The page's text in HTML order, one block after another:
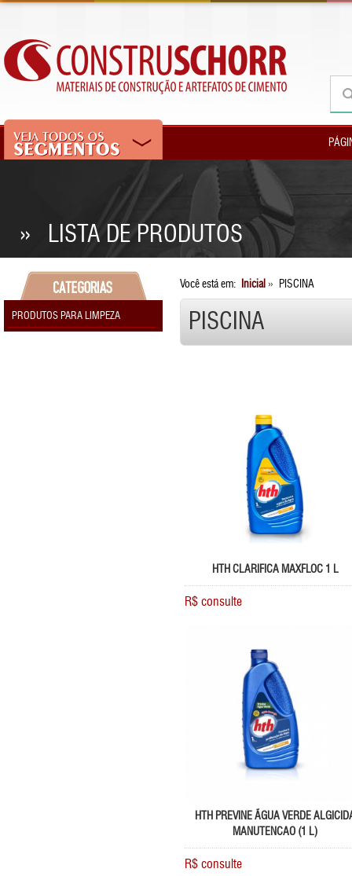
» LISTA DE PRODUTOS
PRODUTOS PARA LIMPEZA
Você está em: Inicial » PISCINA
PISCINA
HTH CLARIFICA MAXFLOC 1 L
R$ consulte
HTH PREVINE ÃGUA VERDE
MANUTENCAO (1 L)
R$ consulte